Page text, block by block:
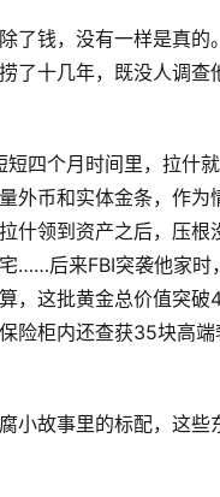
了钱，没有一样是真
了十几年，既没人调
四个月时间里，拉什
外币和实体金条，作
什领到资产之后，压
……后来FBI突袭他家
，这批黄金总价值突
险柜内还查获35块高
小故事里的标配，这